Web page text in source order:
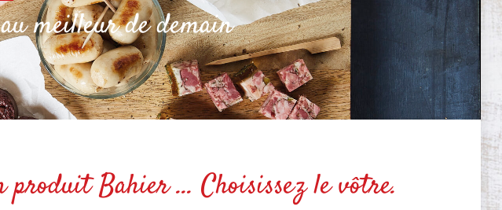
meilleur de demain
Bahier ... Choisissez le vôtre.